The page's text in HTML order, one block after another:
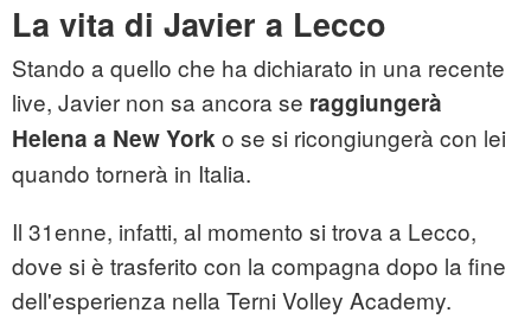
La vita di Javier a Lecco
Stando a quello che ha dichiarato in una recente
live, Javier non sa ancora se raggiungerà
Helena a New Yorko se si ricongiungerà con lei
quando tornerà in Italia.
Il 31enne, infatti, al momento si trova a Lecco,
dove si è trasferito con la compagna dopo la fine
dell'esperienza nella Terni Volley Academy.